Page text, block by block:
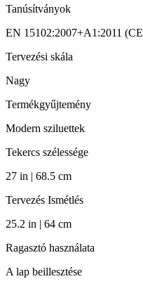
Tanúsítványok
EN 15102:2007+A1:2011
Tervezési skála
Nagy
Termékgyűjtemény
Modern sziluettek
Tekercs szélessége
27 in | 68.5 cm
Tervezés Ismétlés
25.2 in | 64 cm
Ragasztó használata
A lap beillesztése